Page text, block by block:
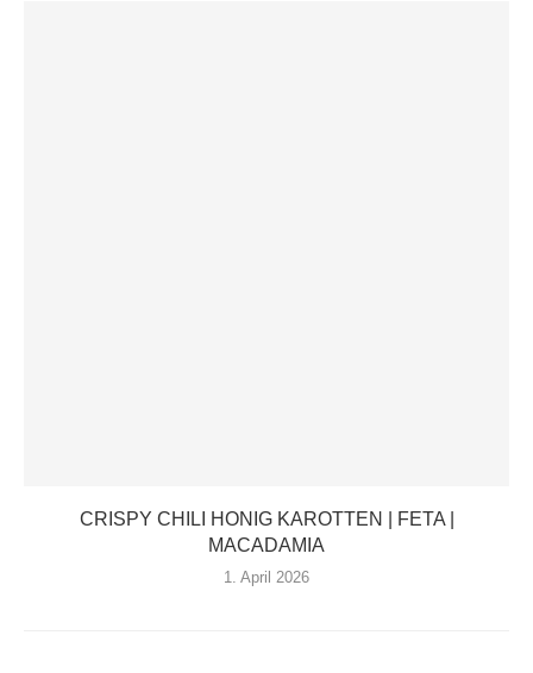
CRISPY CHILI HONIG KAROTTEN | FETA |
MACADAMIA
1. April 2026